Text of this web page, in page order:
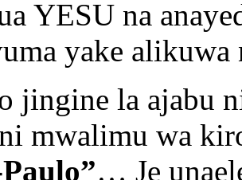
YESU na
yake alikuwa
jingine la ajabu
mwalimu wa
… Je